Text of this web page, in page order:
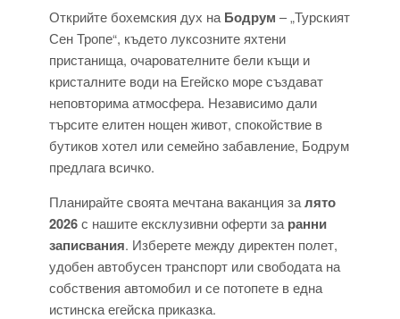
Открийте бохемския дух на Бодрум – „Турският
Сен Тропе“, където луксозните яхтени
пристанища, очарователните бели къщи и
кристалните води на Егейско море създават
неповторима атмосфера. Независимо дали
търсите елитен нощен живот, спокойствие в
бутиков хотел или семейно забавление, Бодрум
предлага всичко.
Планирайте своята мечтана ваканция залято
2026с нашите ексклузивни оферти за ранни
записвания. Изберете между директен полет,
удобен автобусен транспорт или свободата на
собствения автомобил и се потопете в една
истинска егейска приказка.